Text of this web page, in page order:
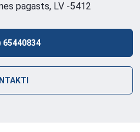
pagasts, LV -5412
65440834